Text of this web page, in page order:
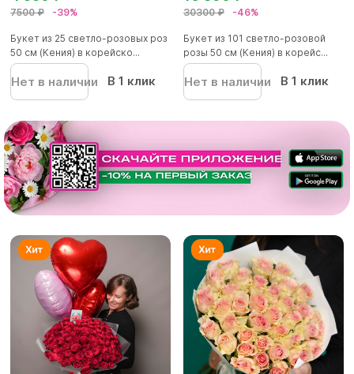
7500 ₽ -39%
Букет из 25 светло-розовых роз
50 см (Кения) в корейско...
Нет в наличии В 1 клик
30300 ₽ -46%
Букет из 101 светло-розовой
розы 50 см (Кения) в корейс...
Нет в наличии В 1 клик